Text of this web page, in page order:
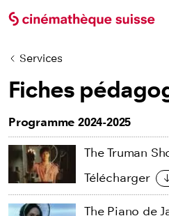
Services
Fiches
Programme 2024-2025
The Truman
Télécharger
The Piano de